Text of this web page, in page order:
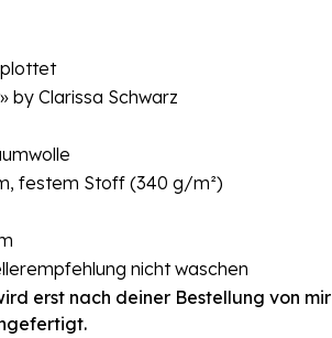
by Clarissa Schwarz
festem Stoff (340 g/m²)
nicht waschen
erst nach deiner Bestellung von mir